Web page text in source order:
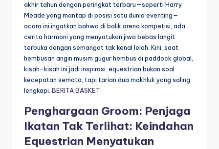
akhir tahun dengan peringkat terbaru—seperti Harry
Meade yang mantap di posisi satu dunia eventing—
acara ini ingatkan bahwa di balik arena kompetisi, ada
cerita harmoni yang menyatukan jiwa bebas langit
terbuka dengan semangat tak kenal lelah. Kini, saat
hembusan angin musim gugur hembus di paddock global,
kisah-kisah ini jadi inspirasi: equestrian bukan soal
kecepatan semata, tapi tarian dua makhluk yang saling
lengkapi. BERITA BASKET
Penghargaan Groom: Penjaga
Ikatan Tak Terlihat: Keindahan
Equestrian Menyatukan